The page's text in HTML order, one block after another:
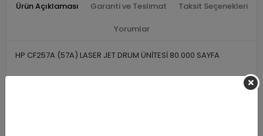
Ürün Açıklaması Garanti ve Teslimat Taksit Seçenekleri
Yorumlar
HP CF257A (57A) LASER JET DRUM ÜNİTESİ 80.000 SAYFA